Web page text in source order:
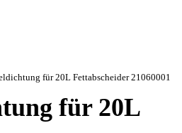
für 20L Fettabscheider 21060001
für 20L